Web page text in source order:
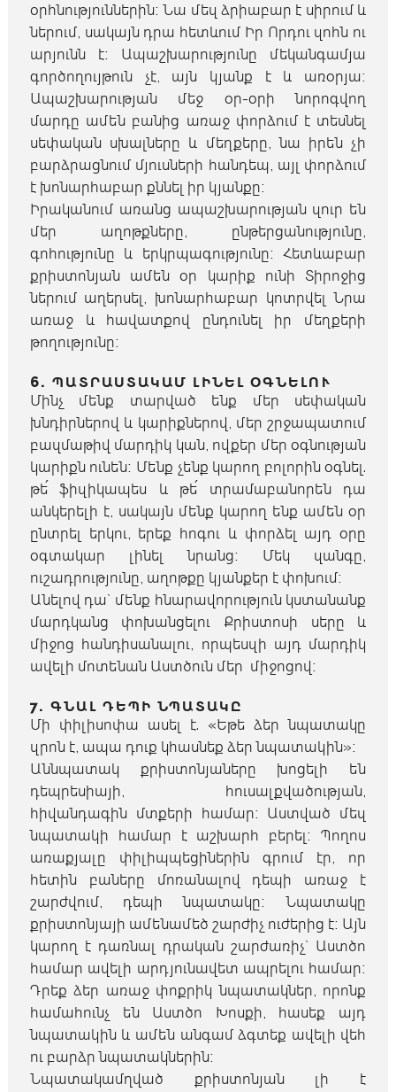
օրհնություններին։ Նա մեզ ձրիաբար է սիրում և
ներում, սակայն դրա հետևում Իր Որդու զոհն ու
արյունն է։ Ապաշխարությունը մեկանգամյա
գործողույթուն չէ, այն կյանք է և առօրյա։
Ապաշխարության մեջ օր-օրի նորոգվող
մարդը ամեն բանից առաջ փորձում է տեսնել
սեփական սխալները և մեղքերը, նա իրեն չի
բարձրացնում մյուսների հանդեպ, այլ փորձում
է խոնարհաբար քննել իր կյանքը։
Իրականում առանց ապաշխարության զուր են
մեր աղոթքները, ընթերցանությունը,
գոհությունը և երկրպագությունը։ Հետևաբար
քրիստոնյան ամեն օր կարիք ունի Տիրոջից
ներում աղերսել, խոնարհաբար կոտրվել Նրա
առաջ և հավատքով ընդունել իր մեղքերի
թողությունը։
6. ՊԱՏՐԱՍՏԱԿԱՄ ԼԻՆԵԼ ՕԳՆԵԼՈՒ
Մինչ մենք տարված ենք մեր սեփական
խնդիրներով և կարիքներով, մեր շրջապատում
բազմաթիվ մարդիկ կան, ովքեր մեր օգնության
կարիքն ունեն։ Մենք չենք կարող բոլորին օգնել.
թե՛ ֆիզիկապես և թե՛ տրամաբանորեն դա
անկերելի է, սակայն մենք կարող ենք ամեն օր
ընտրել երկու, երեք հոգու և փորձել այդ օրը
օգտակար լինել նրանց։ Մեկ զանգը,
ուշադրությունը, աղոթքը կյանքեր է փոխում։
Անելով դա` մենք հնարավորություն կստանանք
մարդկանց փոխանցելու Քրիստոսի սերը և
միջոց հանդիսանալու, որպեսզի այդ մարդիկ
ավելի մոտենան Աստծուն մեր միջոցով։
7. ԳՆԱԼ ԴԵՊԻ ՆՊԱՏԱԿԸ
Մի փիլիսոփա ասել է. «Եթե ձեր նպատակը
զրոն է, ապա դուք կհասնեք ձեր նպատակին»։
Աննպատակ քրիստոնյաները խոցելի են
դեպրեսիայի, հուսալքվածության,
հիվանդագին մտքերի համար։ Աստված մեզ
նպատակի համար է աշխարհ բերել։ Պողոս
առաքյալը փիլիպպեցիներին գրում էր, որ
հետին բաները մոռանալով դեպի առաջ է
շարժվում, դեպի նպատակը։ Նպատակը
քրիստոնյայի ամենամեծ շարժիչ ուժերից է։ Այն
կարող է դառնալ դրական շարժառիչ` Աստծո
համար ավելի արդյունավետ ապրելու համար։
Դրեք ձեր առաջ փոքրիկ նպատակներ, որոնք
համահունչ են Աստծո Խոսքի, հասեք այդ
նպատակին և ամեն անգամ ձգտեք ավելի վեհ
ու բարձր նպատակներին։
Նպատակամղված քրիստոնյան լի է